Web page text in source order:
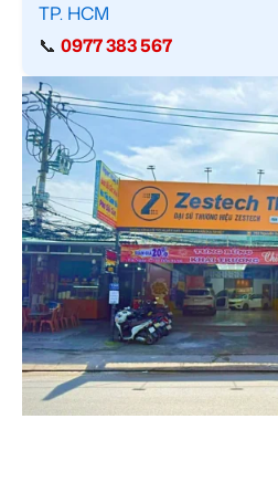
TP. HCM
📞 0977 383 567